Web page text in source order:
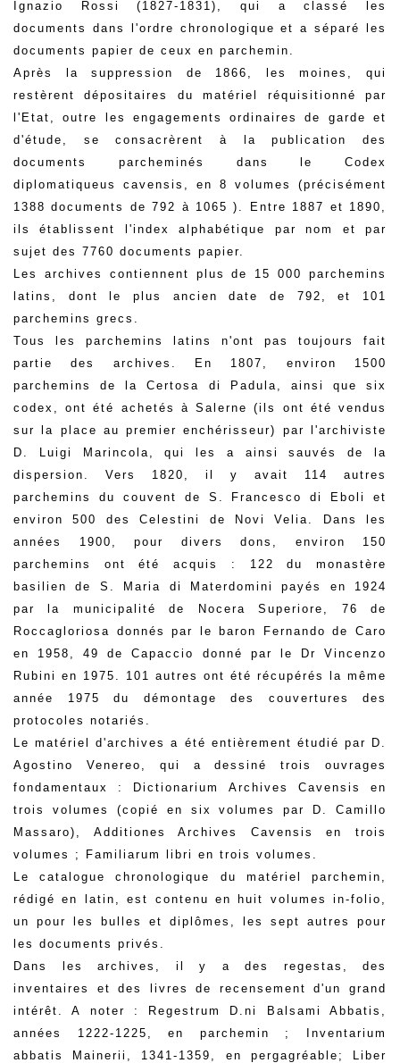
Ignazio Rossi (1827-1831), qui a classé les
documents dans l'ordre chronologique et a séparé les
documents papier de ceux en parchemin.
Après la suppression de 1866, les moines, qui
restèrent dépositaires du matériel réquisitionné par
l'Etat, outre les engagements ordinaires de garde et
d'étude, se consacrèrent à la publication des
documents parcheminés dans le Codex
diplomatiqueus cavensis, en 8 volumes (précisément
1388 documents de 792 à 1065 ). Entre 1887 et 1890,
ils établissent l'index alphabétique par nom et par
sujet des 7760 documents papier.
Les archives contiennent plus de 15 000 parchemins
latins, dont le plus ancien date de 792, et 101
parchemins grecs.
Tous les parchemins latins n'ont pas toujours fait
partie des archives. En 1807, environ 1500
parchemins de la Certosa di Padula, ainsi que six
codex, ont été achetés à Salerne (ils ont été vendus
sur la place au premier enchérisseur) par l'archiviste
D. Luigi Marincola, qui les a ainsi sauvés de la
dispersion. Vers 1820, il y avait 114 autres
parchemins du couvent de S. Francesco di Eboli et
environ 500 des Celestini de Novi Velia. Dans les
années 1900, pour divers dons, environ 150
parchemins ont été acquis : 122 du monastère
basilien de S. Maria di Materdomini payés en 1924
par la municipalité de Nocera Superiore, 76 de
Roccagloriosa donnés par le baron Fernando de Caro
en 1958, 49 de Capaccio donné par le Dr Vincenzo
Rubini en 1975. 101 autres ont été récupérés la même
année 1975 du démontage des couvertures des
protocoles notariés.
Le matériel d'archives a été entièrement étudié par D.
Agostino Venereo, qui a dessiné trois ouvrages
fondamentaux : Dictionarium Archives Cavensis en
trois volumes (copié en six volumes par D. Camillo
Massaro), Additiones Archives Cavensis en trois
volumes ; Familiarum libri en trois volumes.
Le catalogue chronologique du matériel parchemin,
rédigé en latin, est contenu en huit volumes in-folio,
un pour les bulles et diplômes, les sept autres pour
les documents privés.
Dans les archives, il y a des regestas, des
inventaires et des livres de recensement d'un grand
intérêt. A noter : Regestrum D.ni Balsami Abbatis,
années 1222-1225, en parchemin ; Inventarium
abbatis Mainerii, 1341-1359, en pergagréable; Liber